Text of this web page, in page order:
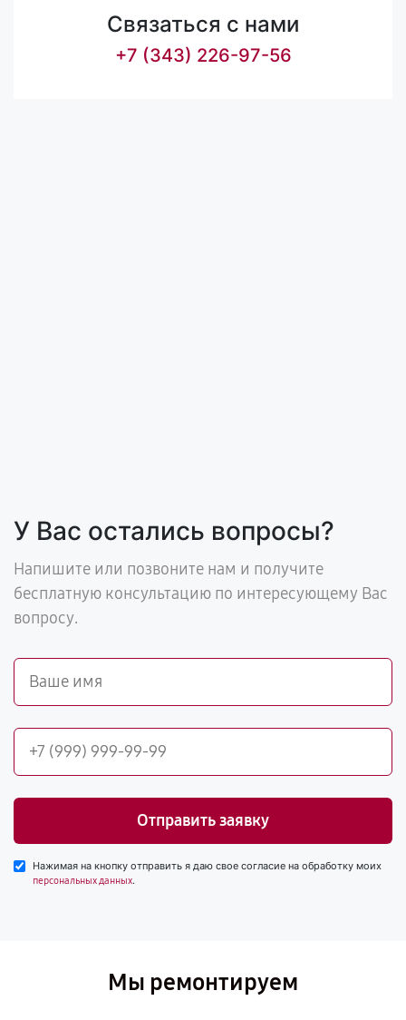
Связаться с нами
+7 (343) 226-97-56
У Вас остались вопросы?
Напишите или позвоните нам и получите
бесплатную консультацию по интересующему Вас
вопросу.
Отправить заявку
Нажимая на кнопку отправить я даю свое согласие на обработку моих
персональных данных.
Мы ремонтируем